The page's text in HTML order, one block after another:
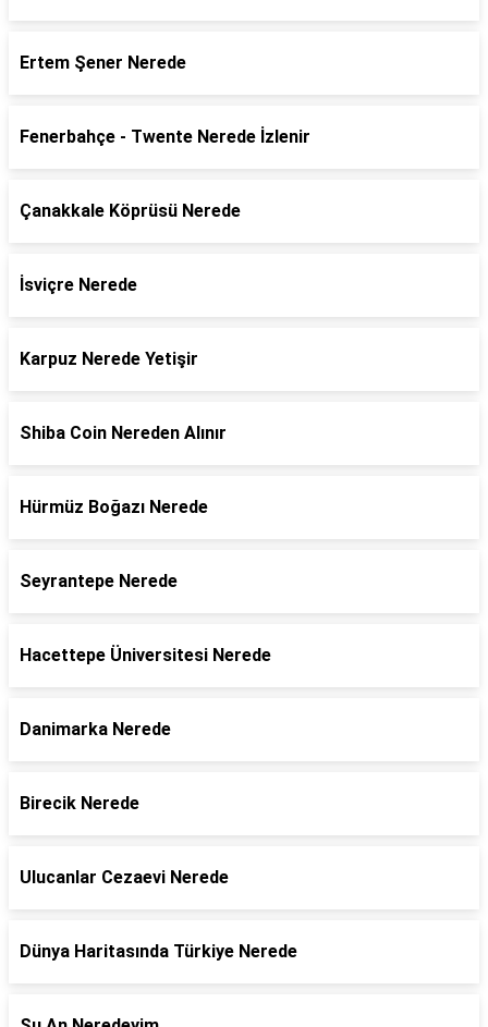
Ertem Şener Nerede
Fenerbahçe - Twente Nerede İzlenir
Çanakkale Köprüsü Nerede
İsviçre Nerede
Karpuz Nerede Yetişir
Shiba Coin Nereden Alınır
Hürmüz Boğazı Nerede
Seyrantepe Nerede
Hacettepe Üniversitesi Nerede
Danimarka Nerede
Birecik Nerede
Ulucanlar Cezaevi Nerede
Dünya Haritasında Türkiye Nerede